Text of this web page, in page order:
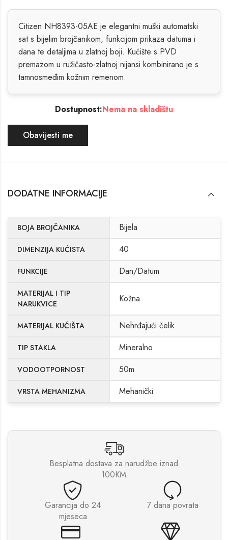
Citizen NH8393-05AE je elegantni muški automatski
sat s bijelim brojčanikom, funkcijom prikaza datuma i
dana te detaljima u zlatnoj boji. Kućište s PVD
premazom u ružičasto-zlatnoj nijansi kombinirano je s
tamnosmeđim kožnim remenom.
Dostupnost:Nema na skladištu
Obavijesti me
DODATNE INFORMACIJE
BOJA BROJČANIKA Bijela
DIMENZIJA KUĆISTA 40
FUNKCIJE Dan/Datum
MATERIJAL I TIP
NARUKVICE
Kožna
MATERIJAL KUĆIŠTA Nehrđajući čelik
TIP STAKLA Mineralno
VODOOTPORNOST 50m
VRSTA MEHANIZMA Mehanički
Besplatna dostava za narudžbe iznad
100KM
Garancija do 24
mjeseca
7 dana povrata